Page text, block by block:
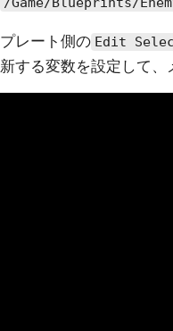
レート側の Edit
する変数を設定して